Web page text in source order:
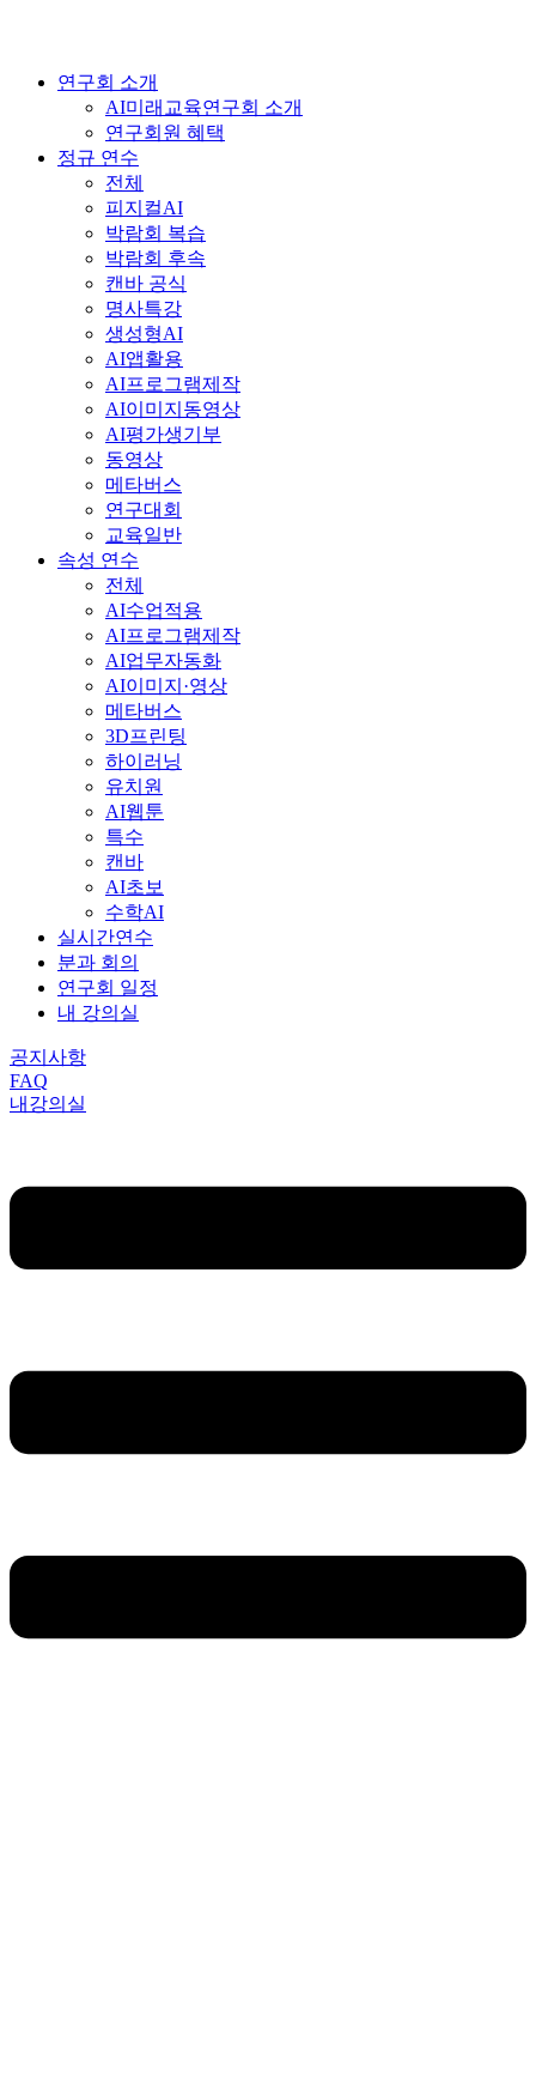
연구회 소개
AI미래교육연구회 소개
연구회원 혜택
정규 연수
전체
피지컬AI
박람회 복습
박람회 후속
캔바 공식
명사특강
생성형AI
AI앱활용
AI프로그램제작
AI이미지동영상
AI평가생기부
동영상
메타버스
연구대회
교육일반
속성 연수
전체
AI수업적용
AI프로그램제작
AI업무자동화
AI이미지·영상
메타버스
3D프린팅
하이러닝
유치원
AI웹툰
특수
캔바
AI초보
수학AI
실시간연수
분과 회의
연구회 일정
내 강의실
공지사항
FAQ
내강의실